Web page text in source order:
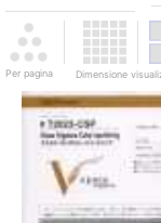
Per pagina Dimensione